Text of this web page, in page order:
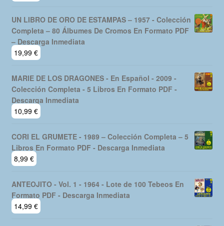
UN LIBRO DE ORO DE ESTAMPAS – 1957 - Colección
Completa – 80 Álbumes De Cromos En Formato PDF
– Descarga Inmediata
19,99 €
MARIE DE LOS DRAGONES - En Español - 2009 -
Colección Completa - 5 Libros En Formato PDF -
Descarga Inmediata
10,99 €
CORI EL GRUMETE - 1989 – Colección Completa – 5
Libros En Formato PDF - Descarga Inmediata
8,99 €
ANTEOJITO - Vol. 1 - 1964 - Lote de 100 Tebeos En
Formato PDF - Descarga Inmediata
14,99 €